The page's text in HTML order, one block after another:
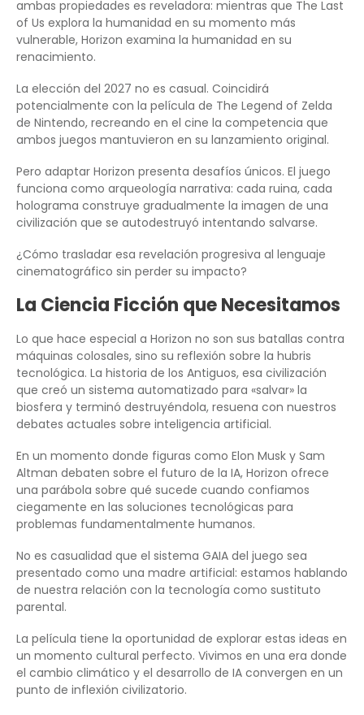
ambas propiedades es reveladora: mientras que The Last
of Us explora la humanidad en su momento más
vulnerable, Horizon examina la humanidad en su
renacimiento.
La elección del 2027 no es casual. Coincidirá
potencialmente con la película de The Legend of Zelda
de Nintendo, recreando en el cine la competencia que
ambos juegos mantuvieron en su lanzamiento original.
Pero adaptar Horizon presenta desafíos únicos. El juego
funciona como arqueología narrativa: cada ruina, cada
holograma construye gradualmente la imagen de una
civilización que se autodestruyó intentando salvarse.
¿Cómo trasladar esa revelación progresiva al lenguaje
cinematográfico sin perder su impacto?
La Ciencia Ficción que Necesitamos
Lo que hace especial a Horizon no son sus batallas contra
máquinas colosales, sino su reflexión sobre la hubris
tecnológica. La historia de los Antiguos, esa civilización
que creó un sistema automatizado para «salvar» la
biosfera y terminó destruyéndola, resuena con nuestros
debates actuales sobre inteligencia artificial.
En un momento donde figuras como Elon Musk y Sam
Altman debaten sobre el futuro de la IA, Horizon ofrece
una parábola sobre qué sucede cuando confiamos
ciegamente en las soluciones tecnológicas para
problemas fundamentalmente humanos.
No es casualidad que el sistema GAIA del juego sea
presentado como una madre artificial: estamos hablando
de nuestra relación con la tecnología como sustituto
parental.
La película tiene la oportunidad de explorar estas ideas en
un momento cultural perfecto. Vivimos en una era donde
el cambio climático y el desarrollo de IA convergen en un
punto de inflexión civilizatorio.